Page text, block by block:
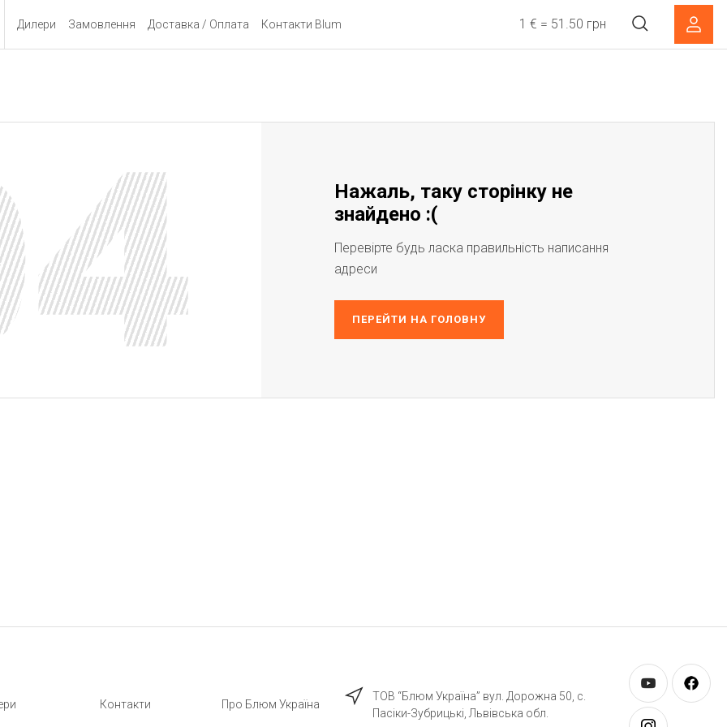
Дилери Замовлення Доставка / Оплата Контакти Blum 1 € = 51.50 грн
Нажаль, таку сторінку не
знайдено :(
Перевірте будь ласка правильність написання
адреси
ПЕРЕЙТИ НА ГОЛОВНУ
Контакти Про Блюм Україна
ТОВ “Блюм Україна” вул. Дорожна 50, c.
Пасіки-Зубрицькі, Львівська обл.